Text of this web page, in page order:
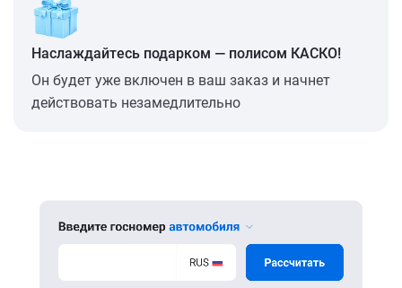
Наслаждайтесь подарком — полисом КАСКО!
Он будет уже включен в ваш заказ и начнет
действовать незамедлительно